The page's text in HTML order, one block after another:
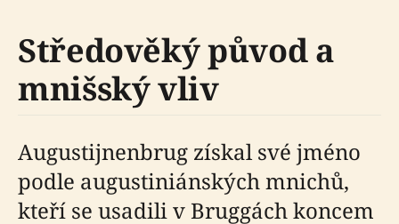
Středověký původ a
mnišský vliv
Augustijnenbrug získal své jméno
podle augustiniánských mnichů,
kteří se usadili v Bruggách koncem